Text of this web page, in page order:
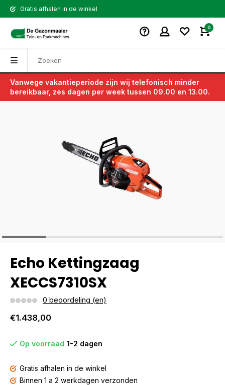
Gratis afhalen in de winkel
0
Vanwege vakantieperiode zijn wij telefonisch minder
bereikbaar, zes dagen per week tussen 09.00 en 13.00.
Terug
Echo Kettingzaag
XECCS7310SX
0 beoordeling (en)
€1.438,00
Op voorraad 1-2 dagen
Gratis afhalen in de winkel
Binnen 1 a 2 werkdagen verzonden